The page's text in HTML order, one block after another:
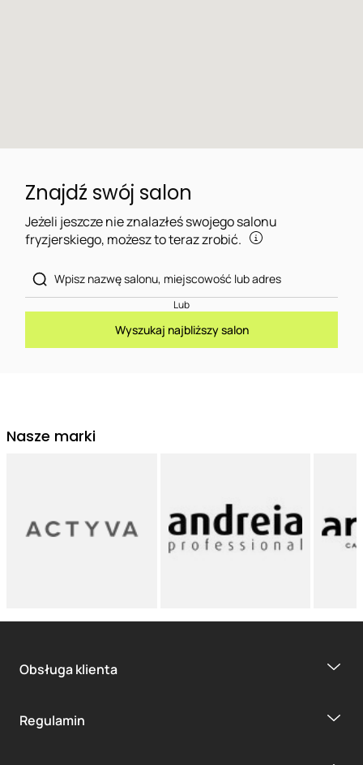
Znajdź swój salon
Jeżeli jeszcze nie znalazłeś swojego salonu
fryzjerskiego, możesz to teraz zrobić.
Lub
Wyszukaj najbliższy salon
Nasze marki
Obsługa klienta
Regulamin